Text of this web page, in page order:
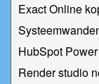
Exact Online
HubSpot
Render studio